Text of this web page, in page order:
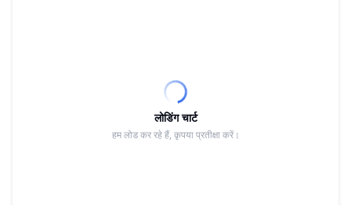
लोडिंग चार्ट
हम लोड कर रहे हैं, कृपया प्रतीक्षा करें।